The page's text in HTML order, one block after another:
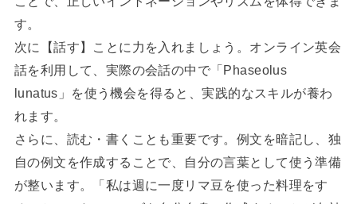
す。
次に【話す】ことに力を入れましょう。オンライン英会
話を利用して、実際の会話の中で「Phaseolus
lunatus」を使う機会を得ると、実践的なスキルが養わ
れます。
さらに、読む・書くことも重要です。例文を暗記し、独
自の例文を作成することで、自分の言葉として使う準備
が整います。「私は週に一度リマ豆を使った料理をす